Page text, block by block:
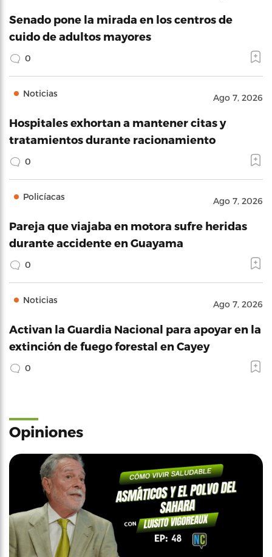
Senado pone la mirada en los centros de
cuido de adultos mayores
0
Noticias Ago 7, 2026
Hospitales exhortan a mantener citas y
tratamientos durante racionamiento
0
Policíacas Ago 7, 2026
Pareja que viajaba en motora sufre heridas
durante accidente en Guayama
0
Noticias Ago 7, 2026
Activan la Guardia Nacional para apoyar en la
extinción de fuego forestal en Cayey
0
Opiniones